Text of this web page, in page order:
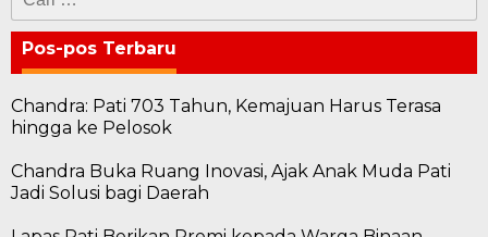
untuk:
Pos-pos Terbaru
Chandra: Pati 703 Tahun, Kemajuan Harus Terasa
hingga ke Pelosok
Chandra Buka Ruang Inovasi, Ajak Anak Muda Pati
Jadi Solusi bagi Daerah